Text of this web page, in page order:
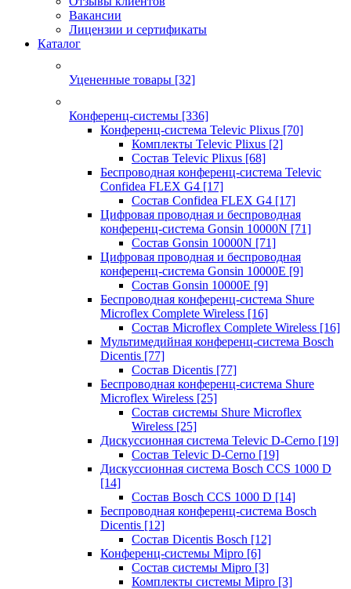
Вакансии
Лицензии и сертификаты
Каталог
Уцененные товары [32]
Конференц-системы [336]
Конференц-система Televic Plixus [70]
Комплекты Televic Plixus [2]
Состав Televic Plixus [68]
Беспроводная конференц-система Televic
Confidea FLEX G4 [17]
Состав Confidea FLEX G4 [17]
Цифровая проводная и беспроводная
конференц-система Gonsin 10000N [71]
Состав Gonsin 10000N [71]
Цифровая проводная и беспроводная
конференц-система Gonsin 10000E [9]
Состав Gonsin 10000E [9]
Беспроводная конференц-система Shure
Microflex Complete Wireless [16]
Состав Microflex Complete Wireless [16]
Мультимедийная конференц-система Bosch
Dicentis [77]
Состав Dicentis [77]
Беспроводная конференц-система Shure
Microflex Wireless [25]
Состав системы Shure Microflex
Wireless [25]
Дискуссионная система Televic D-Cerno [19]
Состав Televic D-Cerno [19]
Дискуссионная система Bosch CCS 1000 D
[14]
Состав Bosch CCS 1000 D [14]
Беспроводная конференц-система Bosch
Dicentis [12]
Состав Dicentis Bosch [12]
Конференц-системы Mipro [6]
Состав системы Mipro [3]
Комплекты системы Mipro [3]